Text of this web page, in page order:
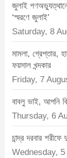
জুলাই
‘স্মরণে জুলাই’
Saturday, 8
মামলা, গ্রেপ্তার,
ফয়সাল খন্দকার
Friday, 7
বাবলু ভাই, আপনি
Thursday, 6
চান্দ্র দরবার
Wednesday,